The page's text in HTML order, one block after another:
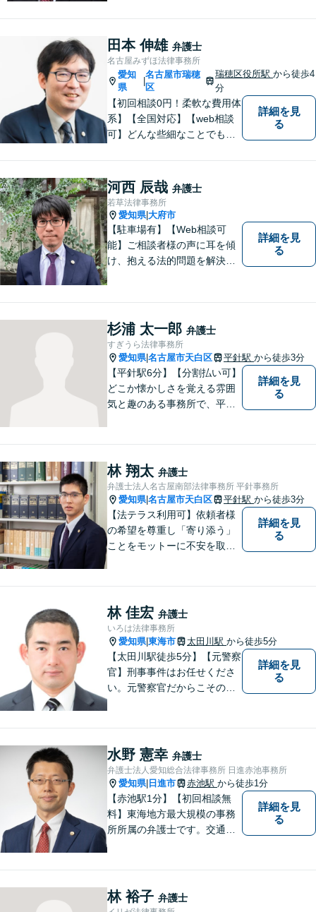
被害者側に限る）、離婚、企
業及び個人事業主の顧問に関
する相談は初回相談無料で
す。
田本 伸雄 弁護士
名古屋みずほ法律事務所
愛知
県
名古屋市瑞穂
区
瑞穂区役所駅から徒歩4
分
【初回相談0円！柔軟な費用体
系】【全国対応】【web相談
可】どんな些細なことでもお
ターネット／削除請求や開示
請求、利用規約などのトラブ
ルはお任せ！相続／感情面の
納得感を重視します。
詳細を見
る
河西 辰哉 弁護士
若草法律事務所
愛知県|大府市
【駐車場有】【Web相談可
能】ご相談者様の声に耳を傾
け、抱える法的問題を解決す
て、明るい未来へと進みまし
ょう。 地域のみなさまからの
ご相談、お待ちしておりま
す。
詳細を見
る
杉浦 太一郎 弁護士
すぎうら法律事務所
愛知県|名古屋市天白区 平針駅 から徒歩3分
【平針駅6分】【分割払い可】
どこか懐かしさを覚える雰囲
気と趣のある事務所で、平針
た幅広い対応業務で問題解決
に取り組みます。
詳細を見
る
林 翔太 弁護士
弁護士法人名古屋南部法律事務所 平針事務所
愛知県|名古屋市天白区 平針駅 から徒歩3分
【法テラス利用可】依頼者様
の希望を尊重し「寄り添う」
ことをモットーに不安を取り
添った対応が可能です。お気
軽にご相談ください。
詳細を見
る
林 佳宏 弁護士
いろは法律事務所
愛知県|東海市 太田川駅 から徒歩5分
【太田川駅徒歩5分】【元警察
官】刑事事件はお任せくださ
い。元警察官だからこその視
ることはございません。元警
察官の経験を活かした交通事
故事案対応もいたします。
詳細を見
る
水野 憲幸 弁護士
弁護士法人愛知総合法律事務所 日進赤池事務所
愛知県| 日進市 赤池駅 から徒歩1分
【赤池駅1分】【初回相談無
料】東海地方最大規模の事務
所所属の弁護士です。交通事
談対応も行っております。ま
ずは、お気軽にお電話くださ
詳細を見
る
林 裕子 弁護士